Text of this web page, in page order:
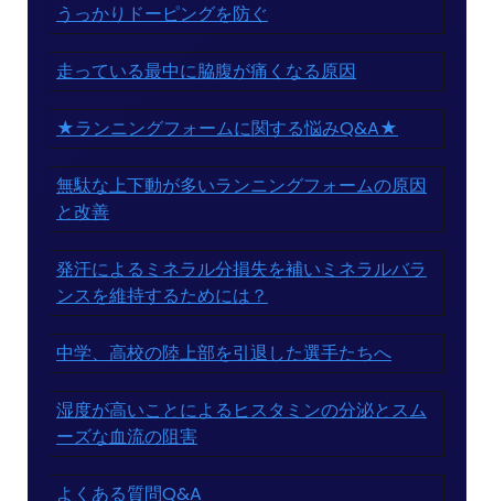
うっかりドーピングを防ぐ
走っている最中に脇腹が痛くなる原因
★ランニングフォームに関する悩みQ&A★
無駄な上下動が多いランニングフォームの原因
と改善
発汗によるミネラル分損失を補いミネラルバラ
ンスを維持するためには？
中学、高校の陸上部を引退した選手たちへ
湿度が高いことによるヒスタミンの分泌とスム
ーズな血流の阻害
よくある質問Q&A